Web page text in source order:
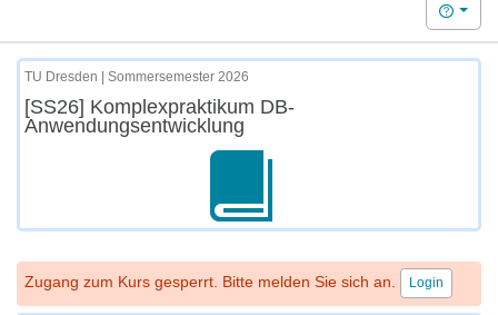
Hilfe
TU Dresden | Sommersemester 2026
[SS26] Komplexpraktikum DB-
Anwendungsentwicklung
Zugang zum Kurs gesperrt. Bitte melden Sie sich an. Login